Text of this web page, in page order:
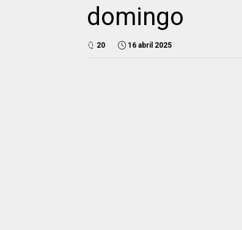
domingo
20 16 abril 2025